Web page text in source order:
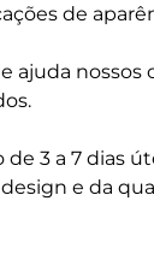
de
ajuda
3 a 7 dias
e da